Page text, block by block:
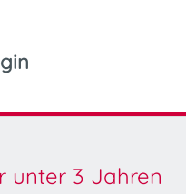
unter 3 Jahren